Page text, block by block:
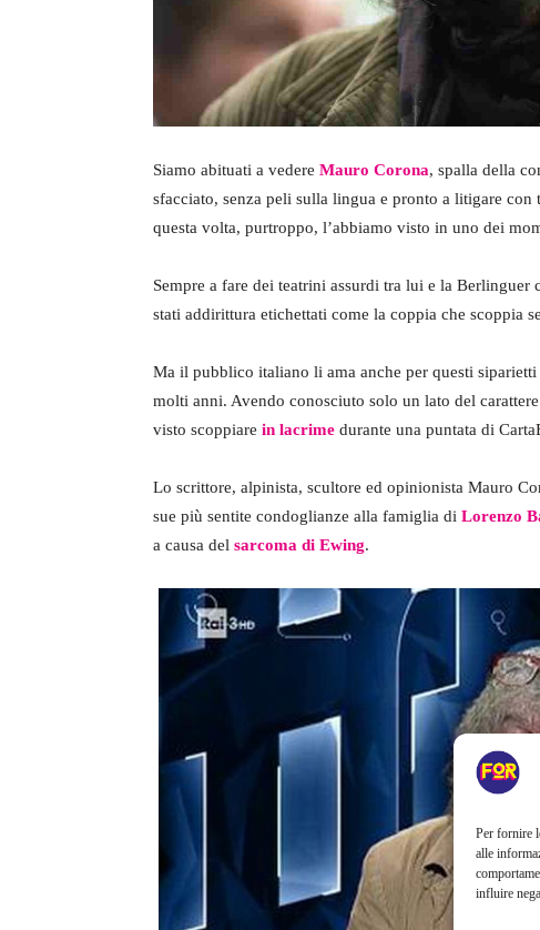
Per fornire
alle
influire
Siamo abituati a vedere Mauro Corona, spalla della
sfacciato, senza peli sulla lingua e pronto a litigare con
questa volta, purtroppo, l’abbiamo visto in uno dei
Sempre a fare dei teatrini assurdi tra lui e la
stati addirittura etichettati come la coppia che scoppia
Ma il pubblico italiano li ama anche per questi
molti anni. Avendo conosciuto solo un lato del
visto scoppiare in lacrime durante una puntata di
Lo scrittore, alpinista, scultore ed opinionista Mauro
sue più sentite condoglianze alla famiglia di Lorenzo
a causa del sarcoma di Ewing.